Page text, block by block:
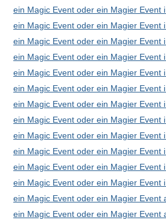
ein Magic Event oder ein Magier Event
ein Magic Event oder ein Magier Event
ein Magic Event oder ein Magier Event
ein Magic Event oder ein Magier Event
ein Magic Event oder ein Magier Event
ein Magic Event oder ein Magier Event
ein Magic Event oder ein Magier Event
ein Magic Event oder ein Magier Event
ein Magic Event oder ein Magier Event
ein Magic Event oder ein Magier Event
ein Magic Event oder ein Magier Event
ein Magic Event oder ein Magier Event
ein Magic Event oder ein Magier Event
ein Magic Event oder ein Magier Event